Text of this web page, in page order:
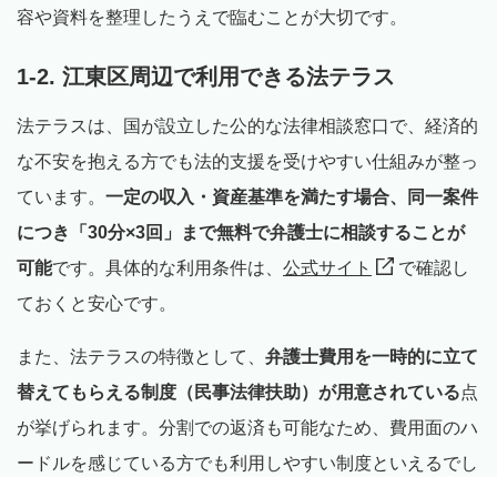
容や資料を整理したうえで臨むことが大切です。
1-2. 江東区周辺で利用できる法テラス
法テラスは、国が設立した公的な法律相談窓口で、経済的
な不安を抱える方でも法的支援を受けやすい仕組みが整っ
ています。 一定の収入・資産基準を満たす場合、同一案件
につき「30分×3回」まで無料で弁護士に相談することが
可能です。具体的な利用条件は、 公式サイト
で確認し
ておくと安心です。
また、法テラスの特徴として、 弁護士費用を一時的に立て
替えてもらえる制度（民事法律扶助）が用意されている点
が挙げられます。分割での返済も可能なため、費用面のハ
ードルを感じている方でも利用しやすい制度といえるでし